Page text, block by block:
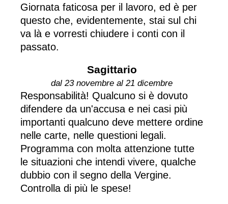
Giornata faticosa per il lavoro, ed è per
questo che, evidentemente, stai sul chi
va là e vorresti chiudere i conti con il
passato.
Sagittario
dal 23 novembre al 21 dicembre
Responsabilità! Qualcuno si è dovuto
difendere da un'accusa e nei casi più
importanti qualcuno deve mettere ordine
nelle carte, nelle questioni legali.
Programma con molta attenzione tutte
le situazioni che intendi vivere, qualche
dubbio con il segno della Vergine.
Controlla di più le spese!